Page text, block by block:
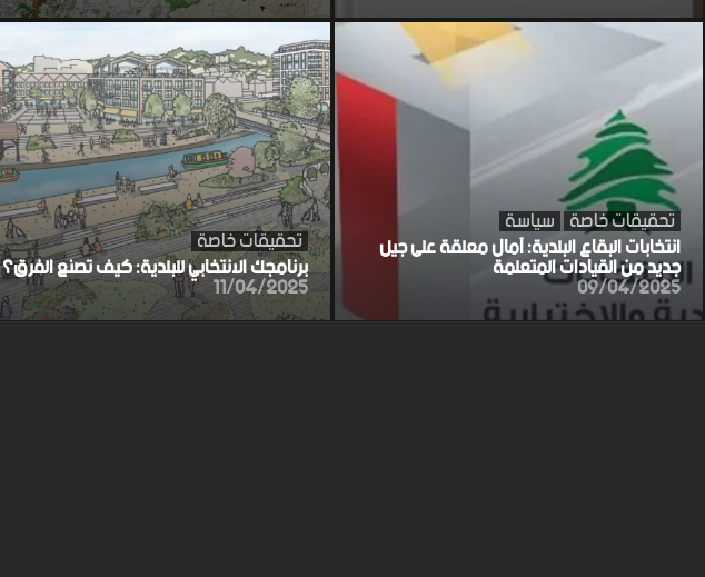
تحقيقات خاصة
برنامجك الانتخابي للبلدية: كيف تصنع الفرق؟
11/04/2025
تحقيقات خاصة سياسة
انتخابات البقاع البلدية: آمال معلقة على جيل
جديد من القيادات المتعلمة
09/04/2025